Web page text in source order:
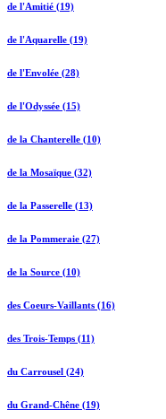
de l'Amitié (19)
de l'Aquarelle (19)
de l'Envolée (28)
de l'Odyssée (15)
de la Chanterelle (10)
de la Mosaïque (32)
de la Passerelle (13)
de la Pommeraie (27)
de la Source (10)
des Coeurs-Vaillants (16)
des Trois-Temps (11)
du Carrousel (24)
du Grand-Chêne (19)